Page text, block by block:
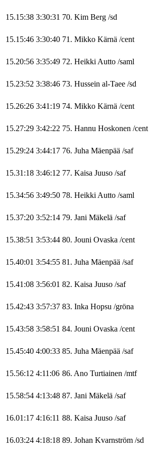
15.15:38 3:30:31 70. Kim Berg /sd
15.15:46 3:30:40 71. Mikko Kärnä /cent
15.20:56 3:35:49 72. HeikkiAutto /saml
15.23:52 3:38:46 73. Hussein al-Taee /sd
15.26:26 3:41:19 74. Mikko Kärnä /cent
15.27:29 3:42:22 75. Hannu Hoskonen /cent
15.29:24 3:44:17 76. Juha Mäenpää /saf
15.31:18 3:46:12 77. Kaisa Juuso /saf
15.34:56 3:49:50 78. HeikkiAutto /saml
15.37:20 3:52:14 79. Jani Mäkelä /saf
15.38:51 3:53:44 80. Jouni Ovaska /cent
15.40:01 3:54:55 81. Juha Mäenpää /saf
15.41:08 3:56:01 82. Kaisa Juuso /saf
15.42:43 3:57:37 83. Inka Hopsu /gröna
15.43:58 3:58:51 84. Jouni Ovaska /cent
15.45:40 4:00:33 85. Juha Mäenpää /saf
15.56:12 4:11:06 86. Ano Turtiainen /mtf
15.58:54 4:13:48 87. Jani Mäkelä /saf
16.01:17 4:16:11 88. Kaisa Juuso /saf
16.03:24 4:18:18 89. Johan Kvarnström /sd